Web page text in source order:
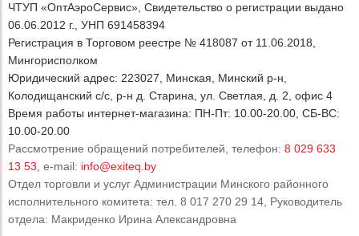
ЧТУП «ОптАэроСервис», Свидетельство о регистрации выдано
06.06.2012 г., УНП 691458394
Регистрация в Торговом реестре № 418087 от 11.06.2018,
Мингорисполком
Юридический адрес: 223027, Минская, Минский р-н,
Колодищанский с/с, р-н д. Старина, ул. Светлая, д. 2, офис 4
Время работы интернет-магазина: ПН-Пт: 10.00-20.00, СБ-ВС:
10.00-20.00
Рассмотрение обращений потребителей, телефон: 8 029 633
13 53, e-mail: info@exiteq.by
Отдел торговли и услуг Администрации Минского районного
исполнительного комитета: тел. 8 017 270 29 14, Руководитель
отдела: Макриденко Ирина Александровна